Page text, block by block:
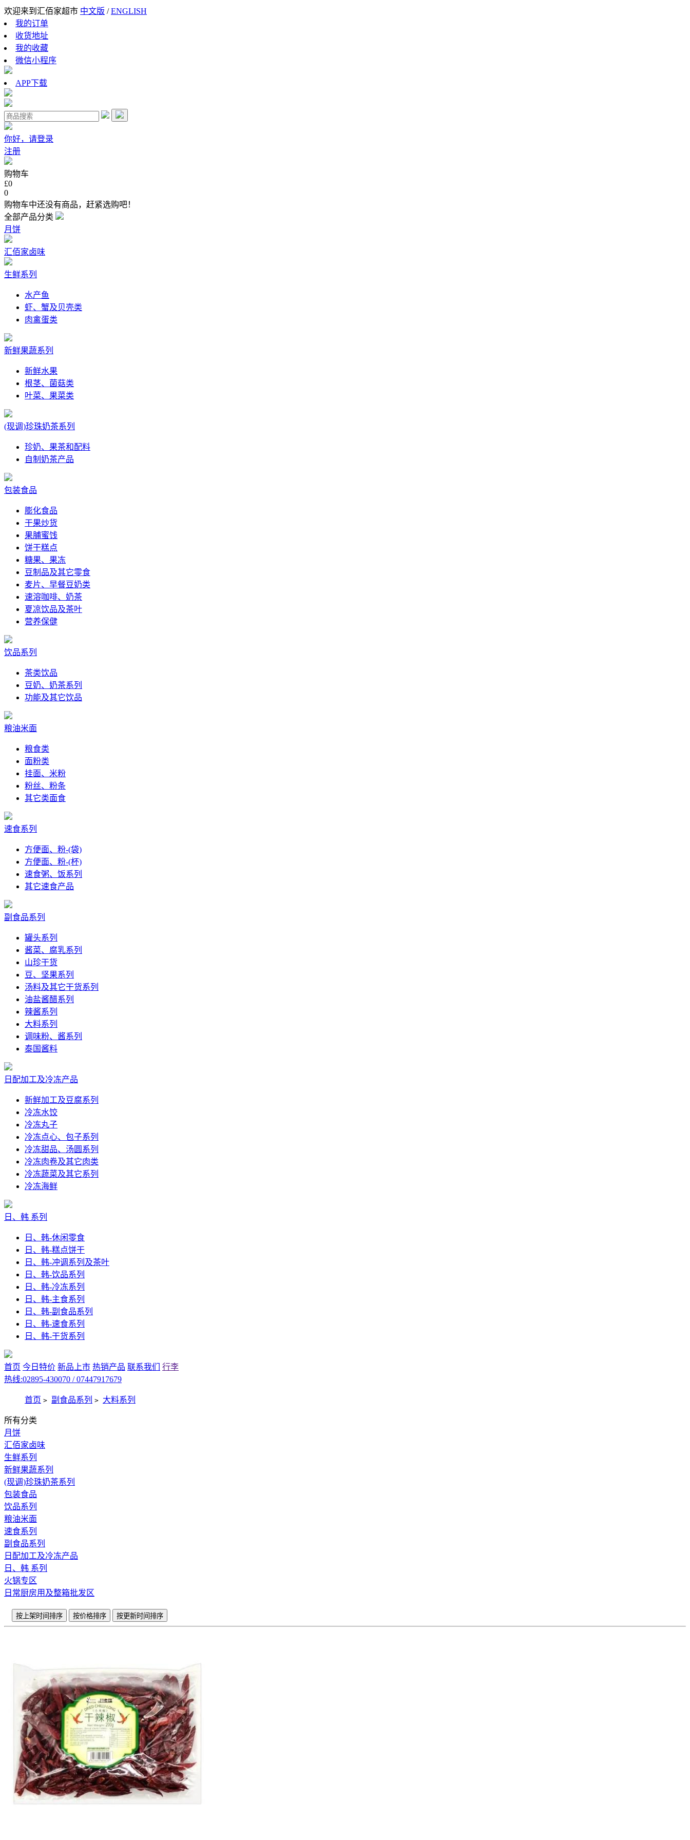
欢迎来到汇佰家超市 中文版 /ENGLISH
我的订单
收货地址
我的收藏
微信小程序
APP下载
你好，请登录
注册
购物车
£0
0
购物车中还没有商品，赶紧选购吧！
全部产品分类
月饼
汇佰家卤味
生鲜系列
水产鱼
虾、蟹及贝壳类
肉禽蛋类
新鲜果蔬系列
新鲜水果
根茎、菌菇类
叶菜、果菜类
(现调)珍珠奶茶系列
珍奶、果茶和配料
自制奶茶产品
包装食品
膨化食品
干果炒货
果脯蜜饯
饼干糕点
糖果、果冻
豆制品及其它零食
麦片、早餐豆奶类
速溶咖啡、奶茶
夏凉饮品及茶叶
营养保健
饮品系列
茶类饮品
豆奶、奶茶系列
功能及其它饮品
粮油米面
粮食类
面粉类
挂面、米粉
粉丝、粉条
其它类面食
速食系列
方便面、粉-(袋)
方便面、粉-(杯)
速食粥、饭系列
其它速食产品
副食品系列
罐头系列
酱菜、腐乳系列
山珍干货
豆、坚果系列
汤料及其它干货系列
油盐酱醋系列
辣酱系列
大料系列
调味粉、酱系列
泰国酱料
日配加工及冷冻产品
新鲜加工及豆腐系列
冷冻水饺
冷冻丸子
冷冻点心、包子系列
冷冻甜品、汤圆系列
冷冻肉卷及其它肉类
冷冻蔬菜及其它系列
冷冻海鲜
日、韩 系列
日、韩-休闲零食
日、韩-糕点饼干
日、韩-冲调系列及茶叶
日、韩-饮品系列
日、韩-冷冻系列
日、韩-主食系列
日、韩-副食品系列
日、韩-速食系列
日、韩-干货系列
首页 今日特价 新品上市 热销产品 联系我们
行李
热线:02895-430070 / 07447917679
首页 > 副食品系列 > 大料系列
所有分类
月饼
汇佰家卤味
生鲜系列
新鲜果蔬系列
(现调)珍珠奶茶系列
包装食品
饮品系列
粮油米面
速食系列
副食品系列
日配加工及冷冻产品
日、韩 系列
火锅专区
日常厨房用及整箱批发区
按上架时间排序 按价格排序 按更新时间排序